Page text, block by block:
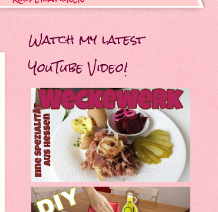
Watch my latest
YouTube Video!